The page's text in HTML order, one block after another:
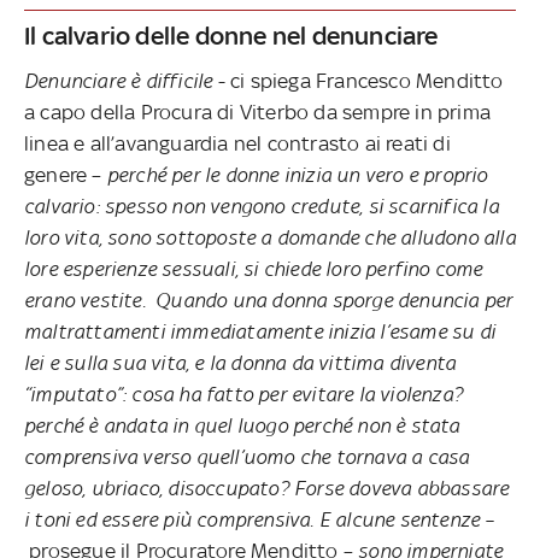
Il calvario delle donne nel denunciare
Denunciare è difficile- ci spiega Francesco Menditto
a capo della Procura di Viterbo da sempre in prima
linea e all’avanguardia nel contrasto ai reati di
genere – perché per le donne inizia un vero e proprio
calvario: spesso non vengono credute, si scarnifica la
loro vita, sono sottoposte a domande che alludono alla
lore esperienze sessuali, si chiede loro perfino come
erano vestite. Quando una donna sporge denuncia per
maltrattamenti immediatamente inizia l’esame su di
lei e sulla sua vita, e la donna da vittima diventa
“imputato”: cosa ha fatto per evitare la violenza?
perché è andata in quel luogo perché non è stata
comprensiva verso quell’uomo che tornava a casa
geloso, ubriaco, disoccupato? Forse doveva abbassare
i toni ed essere più comprensiva. E alcune sentenze –
prosegue il Procuratore Menditto –sono imperniate